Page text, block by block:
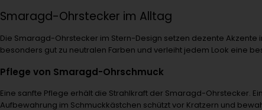
Smaragd-Ohrstecker im Alltag
Die Smaragd-Ohrstecker im Stern-Design setzen dezente
besonders gut zu neutralen Farben und verleiht jedem Look eine
Pflege von Smaragd-Ohrschmuck
Eine sanfte Pflege erhält die Strahlkraft der Smaragd-Ohrstecker.
Aufbewahrung im Schmuckkästchen schützt vor Kratzern und